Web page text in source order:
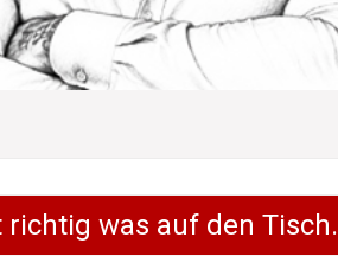
was auf den Tisch.